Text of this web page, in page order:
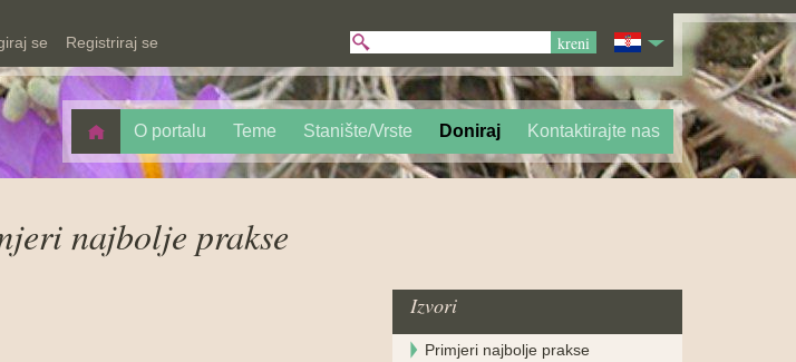
se Registriraj se
O portalu Teme Stanište/Vrste Doniraj Kontaktirajte nas
najbolje prakse
Izvori
Primjeri najbolje prakse